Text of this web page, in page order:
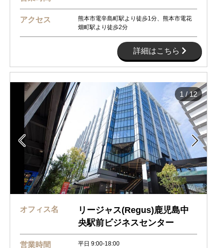
アクセス
熊本市電辛島町駅より徒歩1分、熊本市電花
畑町駅より徒歩2分
詳細はこちら
 
1 /12
オフィス名
リージャス(Regus)鹿児島中
央駅前ビジネスセンター
営業時間 平日 9:00-18:00